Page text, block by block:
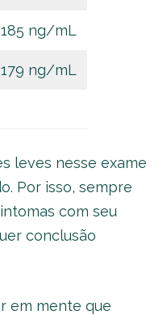
ng/mL
ng/mL
leves nesse exame
Por isso, sempre
com seu
conclusão
em mente que